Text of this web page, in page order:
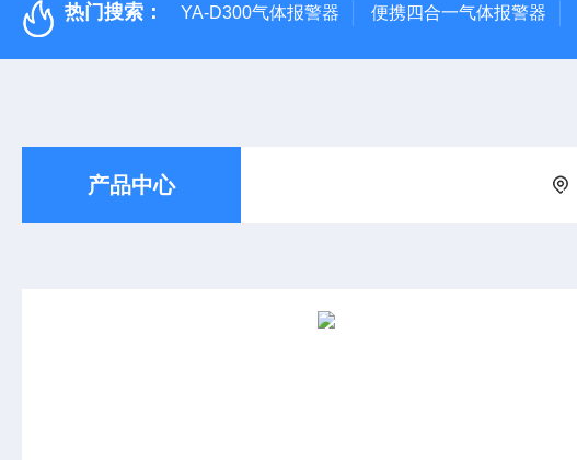
热门搜索： YA-D300气体报警器 便携四合一气体报警器
产品中心